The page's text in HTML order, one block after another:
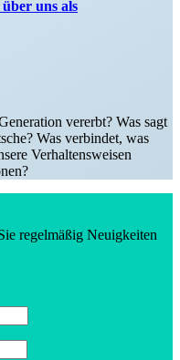
uns als
vererbt? Was sagt
Was verbindet, was
Verhal­tens­weisen
regel­mäßig Neuig­keiten